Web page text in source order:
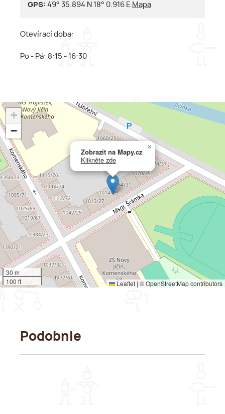
GPS: 49° 35.894 N 18° 0.916 E Mapa
Otevírací doba:
Po - Pá: 8:15 - 16:30
Zobrazit na Mapy.cz
Klikněte zde
×
+
−
30 m
100 ft
Leaflet | ©OpenStreetMapcontributors
Podobnie